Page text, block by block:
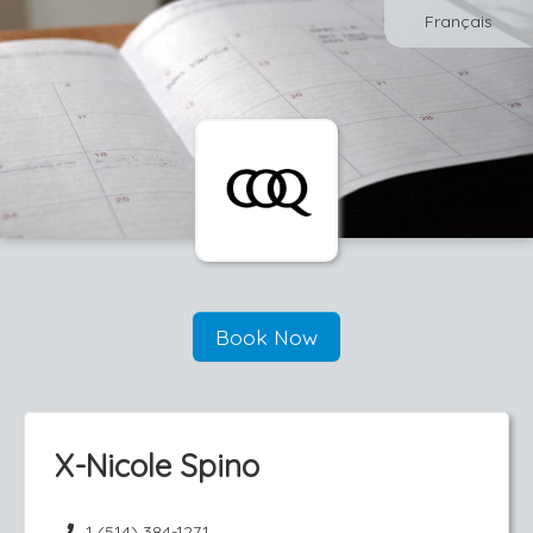
Français
Book Now
X-Nicole Spino